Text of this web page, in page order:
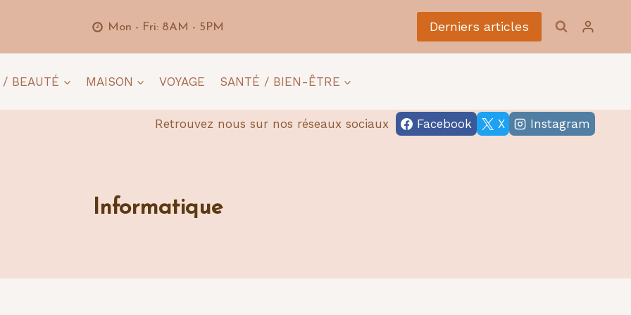
Mon - Fri: 8AM - 5PM Derniers articles
/ BEAUTÉ MAISON VOYAGE SANTÉ / BIEN-ÊTRE
Retrouvez nous sur nos réseaux sociaux Facebook X Instagram
Informatique